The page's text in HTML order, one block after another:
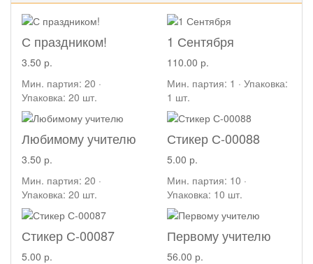
С праздником!
3.50 р.
Мин. партия: 20 ·
Упаковка: 20 шт.
1 Сентября
110.00 р.
Мин. партия: 1 · Упаковка:
1 шт.
Любимому учителю
3.50 р.
Мин. партия: 20 ·
Упаковка: 20 шт.
Стикер С-00088
5.00 р.
Мин. партия: 10 ·
Упаковка: 10 шт.
Стикер С-00087
5.00 р.
Первому учителю
56.00 р.